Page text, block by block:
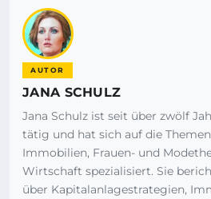
AUTOR
JANA SCHULZ
Jana Schulz ist seit über zwölf
tätig und hat sich auf die
Immobilien, Frauen- und
Wirtschaft spezialisiert. Sie
über Kapitalanlagestrategien,